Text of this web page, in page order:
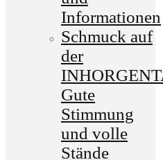
Informationen
Schmuck auf
der
Gute
Stimmung
und volle
Stände